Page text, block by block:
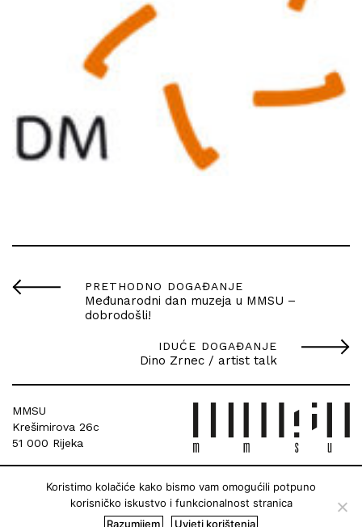
PRETHODNO DOGAĐANJE
Međunarodni dan muzeja u MMSU –
dobrodošli!
IDUĆE DOGAĐANJE
Dino Zrnec / artist talk
MMSU
Krešimirova 26c
51 000 Rijeka
Koristimo kolačiće kako bismo vam omogućili potpuno
korisničko iskustvo i funkcionalnost stranica
Razumijem
Uvjeti korištenja